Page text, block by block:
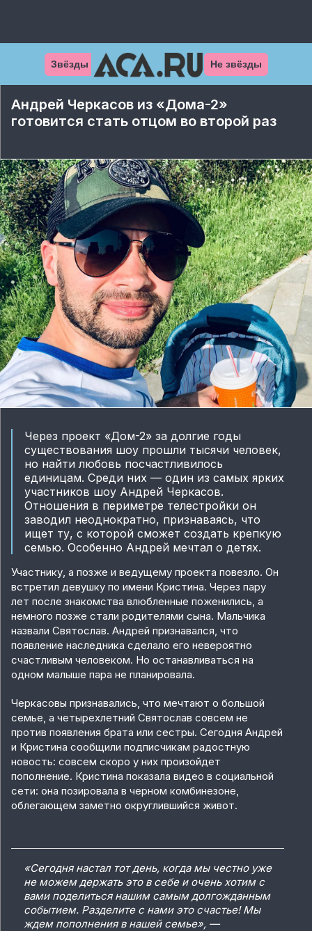
Звёзды Не звёзды
Андрей Черкасов из «Дома-2»
готовится стать отцом во второй раз
Через проект «Дом-2» за долгие годы
существования шоу прошли тысячи человек,
но найти любовь посчастливилось
единицам. Среди них — один из самых ярких
участников шоу Андрей Черкасов.
Отношения в периметре телестройки он
заводил неоднократно, признаваясь, что
ищет ту, с которой сможет создать крепкую
семью. Особенно Андрей мечтал о детях.
Участнику, а позже и ведущему проекта повезло. Он
встретил девушку по имени Кристина. Через пару
лет после знакомства влюбленные поженились, а
немного позже стали родителями сына. Мальчика
назвали Святослав. Андрей признавался, что
появление наследника сделало его невероятно
счастливым человеком. Но останавливаться на
одном малыше пара не планировала.
Черкасовы признавались, что мечтают о большой
семье, а четырехлетний Святослав совсем не
против появления брата или сестры. Сегодня Андрей
и Кристина сообщили подписчикам радостную
новость: совсем скоро у них произойдет
пополнение. Кристина показала видео в социальной
сети: она позировала в черном комбинезоне,
облегающем заметно округлившийся живот.
«Сегодня настал тот день, когда мы честно уже
не можем держать это в себе и очень хотим с
вами поделиться нашим самым долгожданным
событием. Разделите с нами это счастье! Мы
ждем пополнения в нашей семье», —